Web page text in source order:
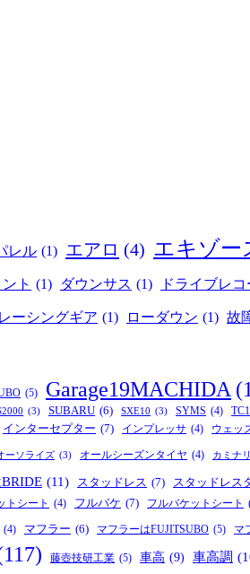
レル (1) エアロ (4) エキゾー
ト (1) ダウンサス (1) ドライブレ
レーシングギア (1) ローダウン (1) 故
(5) Garage19MACHIDA
(3) SUBARU (6) SXE10 (3) SYMS (4)
インターセプター (7) インプレッサ (4) ウェッ
ーソライズ (3) オールシーズンタイヤ (4) カミナ
(11) スタッドレス (7) スタッドレス
トシート (4) フルバケ (7) フルバケットシート
(4) マフラー (6) マフラーはFUJITSUBO (5) マ
藤壺技研工業 (5) 車高 (9) 車高調